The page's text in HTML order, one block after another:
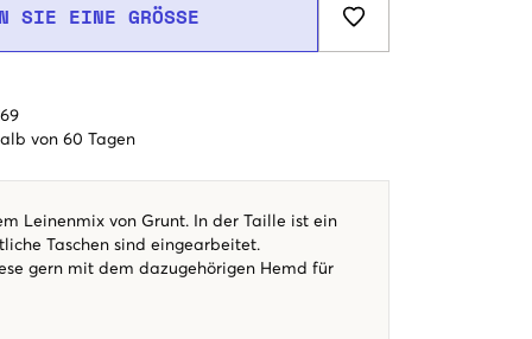
SIE EINE GRÖSSE
von 60 Tagen
Leinenmix von Grunt. In der Taille ist ein
Taschen sind eingearbeitet.
gern mit dem dazugehörigen Hemd für